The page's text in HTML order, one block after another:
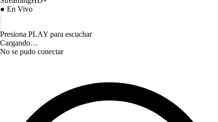
● En Vivo
Presiona PLAY para escuchar
Cargando…
No se pudo conectar